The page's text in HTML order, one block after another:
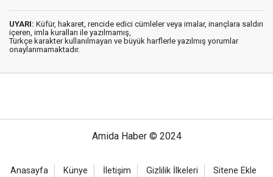
UYARI: Küfür, hakaret, rencide edici cümleler veya imalar, inançlara saldırı
içeren, imla kuralları ile yazılmamış,
Türkçe karakter kullanılmayan ve büyük harflerle yazılmış yorumlar
onaylanmamaktadır.
Amida Haber © 2024
Anasayfa Künye İletişim Gizlilik İlkeleri Sitene Ekle